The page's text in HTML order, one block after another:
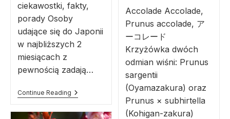
ciekawostki, fakty,
porady Osoby
udające się do Japonii
w najbliższych 2
miesiącach z
pewnością zadają…
Continue Reading
Accolade Accolade,
Prunus accolade, ア
ーコレード
Krzyżówka dwóch
odmian wiśni: Prunus
sargentii
(Oyamazakura) oraz
Prunus × subhirtella
(Kohigan-zakura)